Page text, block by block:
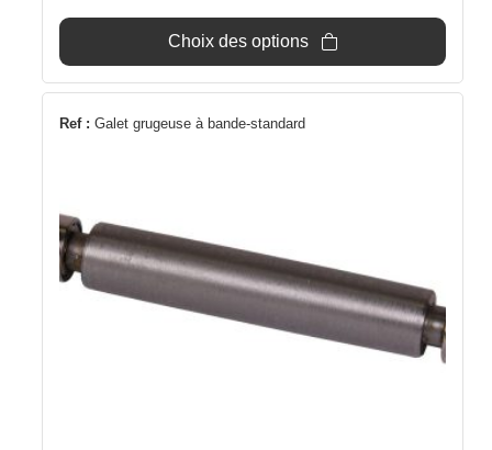
Choix des options
Ref : Galet grugeuse à bande-standard
Ce
variations.
Les
options